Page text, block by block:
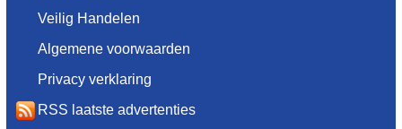
Veilig Handelen
Algemene voorwaarden
Privacy verklaring
RSS laatste advertenties